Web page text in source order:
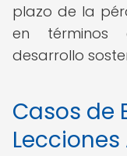
plazo de la
en términos
desarrollo
Casos de